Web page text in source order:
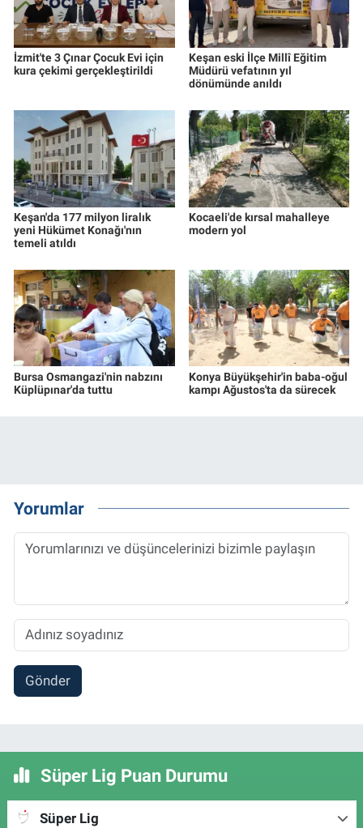
İzmit'te 3 Çınar Çocuk Evi için
kura çekimi gerçekleştirildi
Keşan eski İlçe Millî Eğitim
Müdürü vefatının yıl
dönümünde anıldı
Keşan'da 177 milyon liralık
yeni Hükümet Konağı'nın
temeli atıldı
Kocaeli'de kırsal mahalleye
modern yol
Bursa Osmangazi'nin nabzını
Küplüpınar'da tuttu
Konya Büyükşehir'in baba-oğul
kampı Ağustos'ta da sürecek
Yorumlar
Gönder
Süper Lig Puan Durumu
Süper Lig